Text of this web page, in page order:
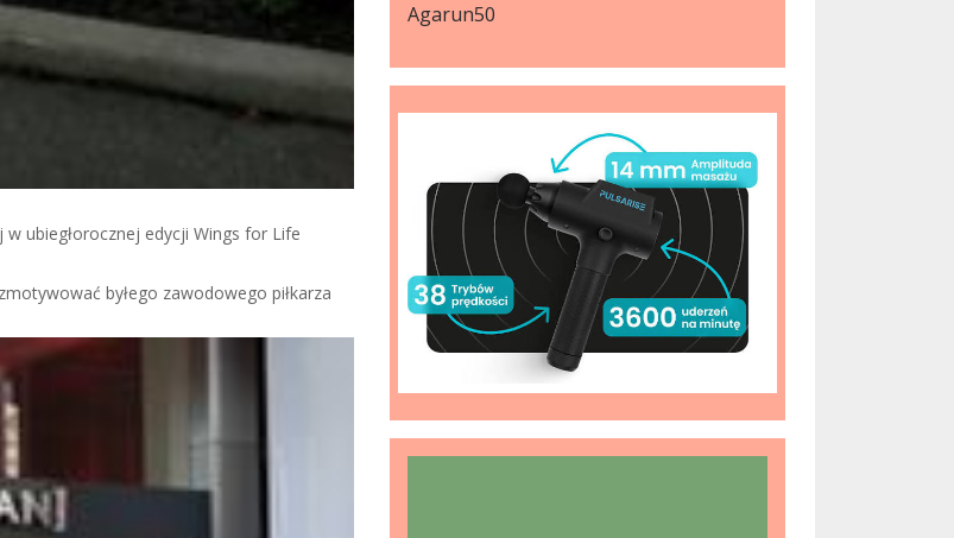
w ubiegłorocznej edycji Wings for Life
byłego zawodowego piłkarza
Agarun50